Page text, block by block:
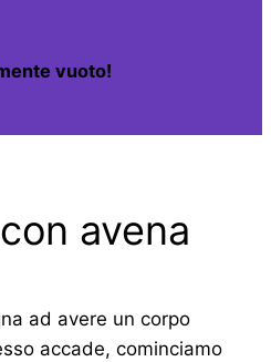
vuoto!
avena
ad avere un corpo
accade, cominciamo